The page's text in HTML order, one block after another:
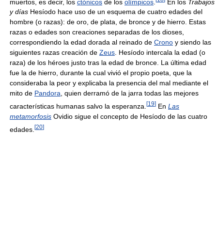
muertos, es decir, los ctónicos de los olímpicos En los Trabajos
y días Hesíodo hace uso de un esquema de cuatro edades del
hombre (o razas): de oro, de plata, de bronce y de hierro. Estas
razas o edades son creaciones separadas de los dioses,
correspondiendo la edad dorada al reinado de Crono y siendo las
siguientes razas creación de Zeus. Hesíodo intercala la edad (o
raza) de los héroes justo tras la edad de bronce. La última edad
fue la de hierro, durante la cual vivió el propio poeta, que la
consideraba la peor y explicaba la presencia del mal mediante el
mito de Pandora, quien derramó de la jarra todas las mejores
características humanas salvo la esperanza. [19] En Las
metamorfosis Ovidio sigue el concepto de Hesíodo de las cuatro
edades. [20]